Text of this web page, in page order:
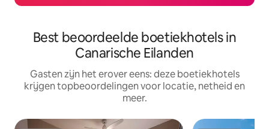
Best beoordeelde boetiekhotels in
Canarische Eilanden
Gasten zijn het erover eens: deze boetiekhotels
krijgen topbeoordelingen voor locatie, netheid en
meer.